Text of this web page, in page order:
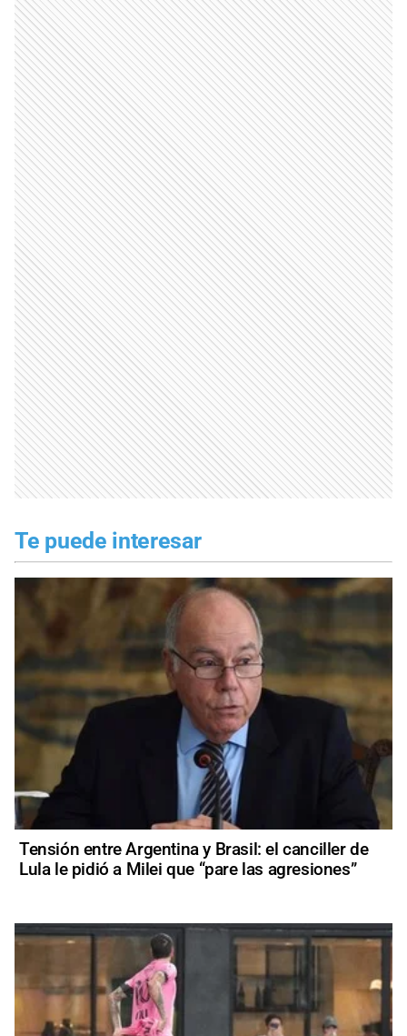
Te puede interesar
Tensión entre Argentina y Brasil: el canciller de
Lula le pidió a Milei que “pare las agresiones”